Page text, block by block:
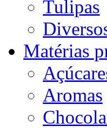
Tulipas
Matérias
Aromas